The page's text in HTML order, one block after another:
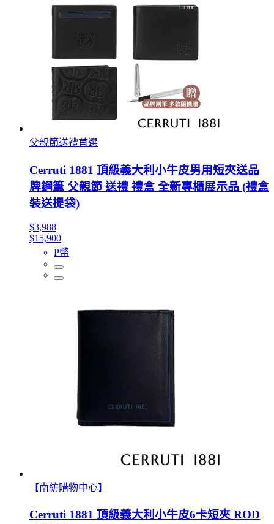
父親節送禮首選
Cerruti 1881 頂級義大利小牛皮男用短夾送品
牌鋼筆 父親節 送禮 禮盒 全新專櫃展示品 (禮盒
裝送提袋)
$3,988
$15,900
P幣
【南紡購物中心】
Cerruti 1881 頂級義大利小牛皮6卡短夾 ROD